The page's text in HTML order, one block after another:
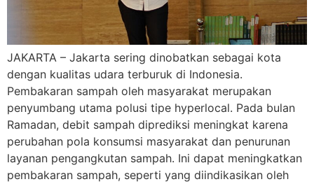
JAKARTA – Jakarta sering dinobatkan sebagai kota
dengan kualitas udara terburuk di Indonesia.
Pembakaran sampah oleh masyarakat merupakan
penyumbang utama polusi tipe hyperlocal. Pada bulan
Ramadan, debit sampah diprediksi meningkat karena
perubahan pola konsumsi masyarakat dan penurunan
layanan pengangkutan sampah. Ini dapat meningkatkan
pembakaran sampah, seperti yang diindikasikan oleh